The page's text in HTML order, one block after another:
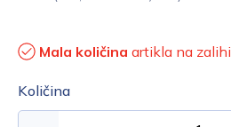
Mala količina artikla na zalihi
Količina